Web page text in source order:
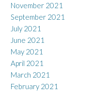
November 2021
September 2021
July 2021
June 2021
May 2021
April 2021
March 2021
February 2021